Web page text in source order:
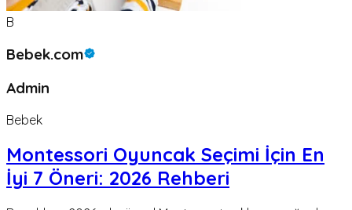
B
Bebek.com
Admin
Bebek
Montessori Oyuncak Seçimi İçin En
İyi 7 Öneri: 2026 Rehberi